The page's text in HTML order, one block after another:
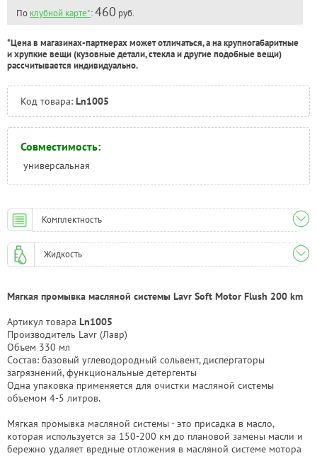
По клубной карте*:460 руб.
*Цена в магазинах-партнерах может отличаться, а на крупногабаритные
и хрупкие вещи (кузовные детали, стекла и другие подобные вещи)
рассчитывается индивидуально.
Код товара: Ln1005
Совместимость:
универсальная
Комплектность
Жидкость
Мягкая промывка масляной системы Lavr Soft Motor Flush 200 km
Артикул товара Ln1005
Производитель Lavr (Лавр)
Объем 330 мл
Состав: базовый углеводородный сольвент, диспергаторы
загрязнений, функциональные детергенты
Одна упаковка применяется для очистки масляной системы
объемом 4-5 литров.
Мягкая промывка масляной системы - это присадка в масло,
которая используется за 150-200 км до плановой замены масли и
бережно удаляет вредные отложения в масляной системе мотора